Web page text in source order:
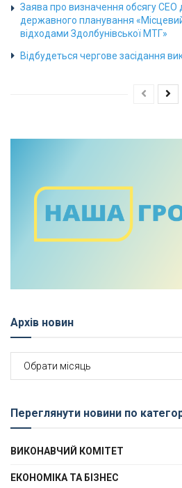
Заява про визначення обсягу СЕО
державного планування
відходами Здолбунівської МТГ»
Відбудеться чергове засідання
Архів новин
новин
Переглянути новини по
ВИКОНАВЧИЙ КОМІТЕТ
ЕКОНОМІКА ТА БІЗНЕС